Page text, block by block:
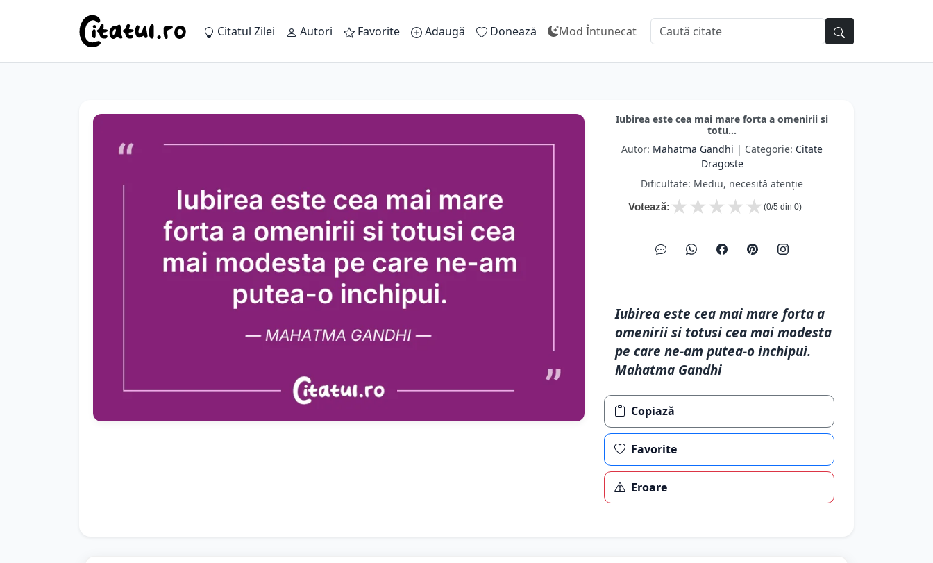
Citatul Zilei Autori Favorite Adaugă Donează Mod Întunecat
Iubirea este cea mai mare forta a omenirii si
totu...
Autor: Mahatma Gandhi | Categorie: Citate
Dragoste
Dificultate: Mediu, necesită atenție
Votează: ★
★
★
★
★ (0/5 din 0)
Iubirea este cea mai mare forta a
omenirii si totusi cea mai modesta
pe care ne-am putea-o inchipui.
Mahatma Gandhi
Copiază
Favorite
Eroare